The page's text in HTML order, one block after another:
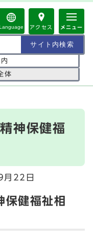
アクセス メニュー
体
神保健福
22日
保健福祉相